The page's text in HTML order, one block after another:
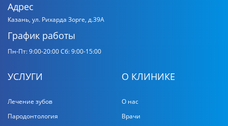
Адрес
Казань, ул. Рихарда Зорге, д.39А
График работы
Пн-Пт: 9:00-20:00Сб: 9:00-15:00
УСЛУГИ
Лечение зубов
Пародонтология
О КЛИНИКЕ
О нас
Врачи